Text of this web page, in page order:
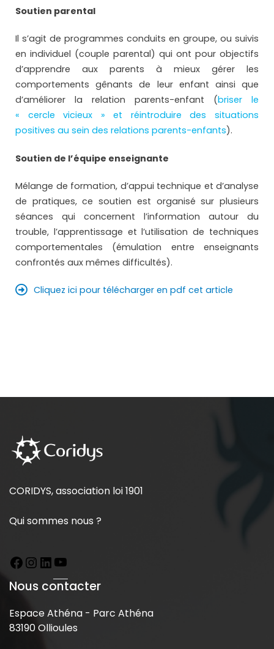
Soutien parental
Il s’agit de programmes conduits en groupe, ou suivis
en individuel (couple parental) qui ont pour objectifs
d’apprendre aux parents à mieux gérer les
comportements gênants de leur enfant ainsi que
d’améliorer la relation parents-enfant (briser le
« cercle vicieux » et réintroduire des situations
positives au sein des relations parents-enfants).
Soutien de l’équipe enseignante
Mélange de formation, d’appui technique et d’analyse
de pratiques, ce soutien est organisé sur plusieurs
séances qui concernent l’information autour du
trouble, l’apprentissage et l’utilisation de techniques
comportementales (émulation entre enseignants
confrontés aux mêmes difficultés).
Cliquez ici pour télécharger en pdf cet article
CORIDYS, association loi 1901
Qui sommes nous ?
Nous contacter
Espace Athéna - Parc Athéna
83190 Ollioules